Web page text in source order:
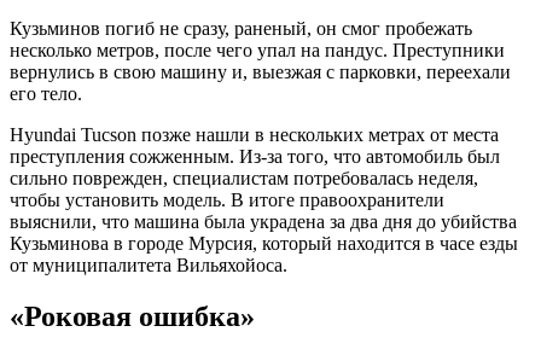
Кузьминов погиб не сразу, раненый, он смог пробежать
несколько метров, после чего упал на пандус. Преступники
вернулись в свою машину и, выезжая с парковки, переехали
его тело.
Hyundai Tucson позже нашли в нескольких метрах от места
преступления сожженным. Из-за того, что автомобиль был
сильно поврежден, специалистам потребовалась неделя,
чтобы установить модель. В итоге правоохранители
выяснили, что машина была украдена за два дня до убийства
Кузьминова в городе Мурсия, который находится в часе езды
от муниципалитета Вильяхойоса.
«Роковая ошибка»